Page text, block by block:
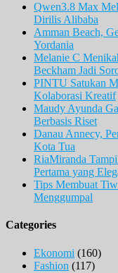
Qwen3.8 Max
Dirilis Alibaba
Amman Beach,
Yordania
Melanie C
Beckham Jadi
PINTU Satukan
Kolaborasi Kreatif
Maudy Ayunda
Berbasis Riset
Danau Annecy,
Kota Tua
RiaMiranda
Pertama yang
Tips Membuat
Menggumpal
Categories
Ekonomi (160)
Fashion (117)